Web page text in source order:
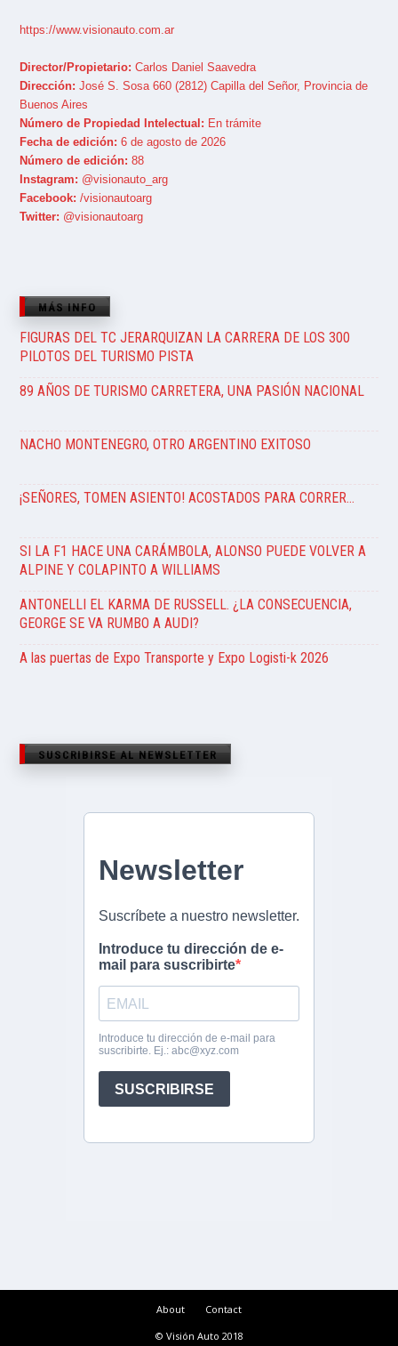
https://www.visionauto.com.ar
Director/Propietario: Carlos Daniel Saavedra
Dirección: José S. Sosa 660 (2812) Capilla del Señor, Provincia de
Buenos Aires
Número de Propiedad Intelectual: En trámite
Fecha de edición: 6 de agosto de 2026
Número de edición: 88
Instagram: @visionauto_arg
Facebook: /visionautoarg
Twitter: @visionautoarg
MÁS INFO
FIGURAS DEL TC JERARQUIZAN LA CARRERA DE LOS 300
PILOTOS DEL TURISMO PISTA
89 AÑOS DE TURISMO CARRETERA, UNA PASIÓN NACIONAL
NACHO MONTENEGRO, OTRO ARGENTINO EXITOSO
¡SEÑORES, TOMEN ASIENTO! ACOSTADOS PARA CORRER…
SI LA F1 HACE UNA CARÁMBOLA, ALONSO PUEDE VOLVER A
ALPINE Y COLAPINTO A WILLIAMS
ANTONELLI EL KARMA DE RUSSELL. ¿LA CONSECUENCIA,
GEORGE SE VA RUMBO A AUDI?
A las puertas de Expo Transporte y Expo Logisti-k 2026
SUSCRIBIRSE AL NEWSLETTER
About
Contact
© Visión Auto 2018